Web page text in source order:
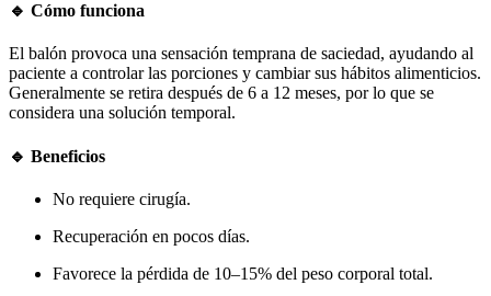
🔹 Cómo funciona
El balón provoca una sensación temprana de saciedad, ayudando al
paciente a controlar las porciones y cambiar sus hábitos alimenticios.
Generalmente se retira después de 6 a 12 meses, por lo que se
considera una solución temporal.
🔹 Beneficios
No requiere cirugía.
Recuperación en pocos días.
Favorece la pérdida de 10–15% del peso corporal total.